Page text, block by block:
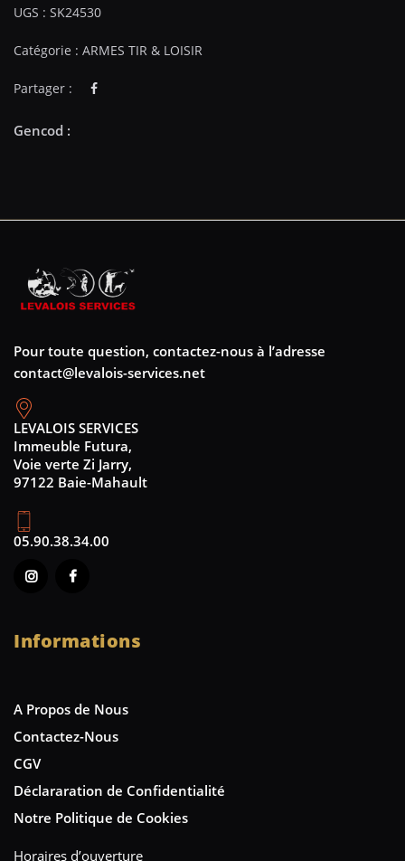
UGS : SK24530
Catégorie : ARMES TIR & LOISIR
Partager :
Pour toute question, contactez-nous à l’adresse
contact@levalois-services.net
LEVALOIS SERVICES
Immeuble Futura,
Voie verte Zi Jarry,
97122 Baie-Mahault
05.90.38.34.00
Informations
A Propos de Nous
Contactez-Nous
CGV
Déclararation de Confidentialité
Notre Politique de Cookies
Horaires d’ouverture